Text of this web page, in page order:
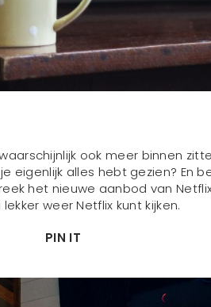
ook meer binnen
eigenlijk alles hebt gezien? En
het nieuwe aanbod van
weer Netflix kunt kijken.
PIN IT